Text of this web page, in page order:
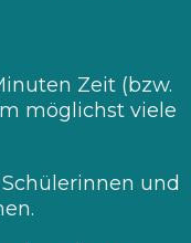
Zeit (bzw.
möglichst viele
und